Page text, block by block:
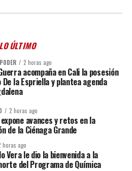
LO ÚLTIMO
2 horas ago
acompaña en Cali la posesión
De la Espriella y plantea agenda
2 horas ago
expone avances y retos en la
de la Ciénaga Grande
horas ago
Vera le dio la bienvenida a la
del Programa de Química